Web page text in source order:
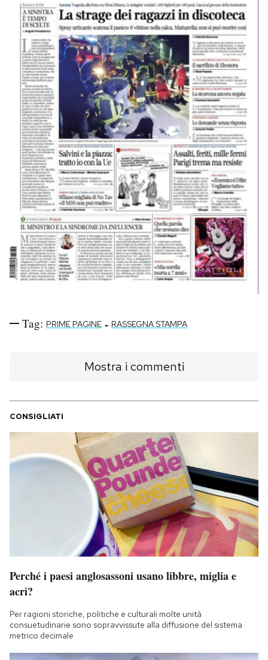
Tag: PRIME PAGINE - RASSEGNA STAMPA
Mostra i commenti
CONSIGLIATI
Perché i paesi anglosassoni usano libbre, miglia e
acri?
Per ragioni storiche, politiche e culturali molte unità
consuetudinarie sono sopravvissute alla diffusione del sistema
metrico decimale